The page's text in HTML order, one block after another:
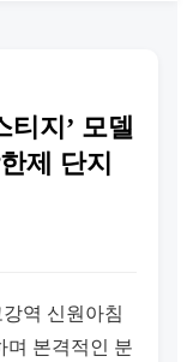
티지’ 모델
제 단지
역 신원아침
며 본격적인 분